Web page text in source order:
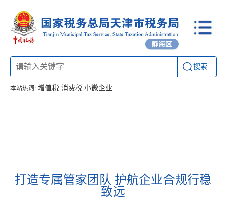
搜索
本站热词: 增值税 消费税 小微企业
打造专属管家团队 护航企业合规行稳
致远